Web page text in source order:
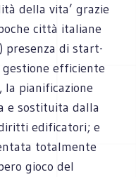
della vita’ grazie
città italiane
presenza di start-
efficiente
pianificazione
e sostituita dalla
edificatori; e
totalmente
gioco del